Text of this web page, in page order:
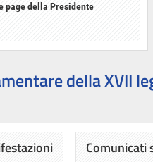
page della Presidente
della XVII
Comunicati